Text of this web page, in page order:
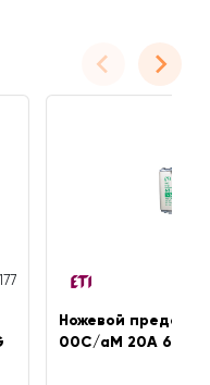
Ножевой
00C/aM 20A 690V